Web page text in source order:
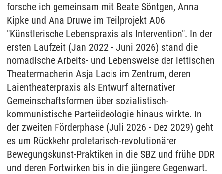
forsche ich gemeinsam mit Beate Söntgen, Anna
Kipke und Ana Druwe im Teilprojekt A06
"Künstlerische Lebenspraxis als Intervention". In der
ersten Laufzeit (Jan 2022 - Juni 2026) stand die
nomadische Arbeits- und Lebensweise der lettischen
Theatermacherin Asja Lacis im Zentrum, deren
Laientheaterpraxis als Entwurf alternativer
Gemeinschaftsformen über sozialistisch-
kommunistische Parteiideologie hinaus wirkte. In
der zweiten Förderphase (Juli 2026 - Dez 2029) geht
es um Rückkehr proletarisch-revolutionärer
Bewegungskunst-Praktiken in die SBZ und frühe DDR
und deren Fortwirken bis in die jüngere Gegenwart.